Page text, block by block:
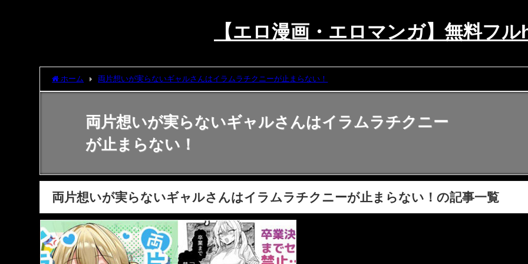
【エロ漫画・エロマンガ】無料フ
ホーム 両片想いが実らないギャルさんはイラムラチクニーが止まらない！
両片想いが実らないギャルさんはイラムラチクニー
が止まらない！
両片想いが実らないギャルさんはイラムラチクニーが止まらない！の記事一覧